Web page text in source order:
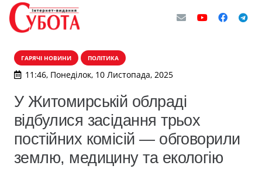
ГАРЯЧІ НОВИНИ ПОЛІТИКА
11:46, Понеділок, 10 Листопада, 2025
У Житомирській облраді
відбулися засідання трьох
постійних комісій — обговорили
землю, медицину та екологію